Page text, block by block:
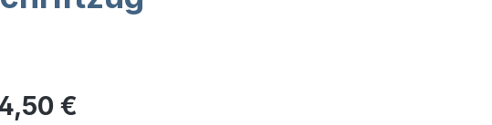
Regulärer Preis:
€